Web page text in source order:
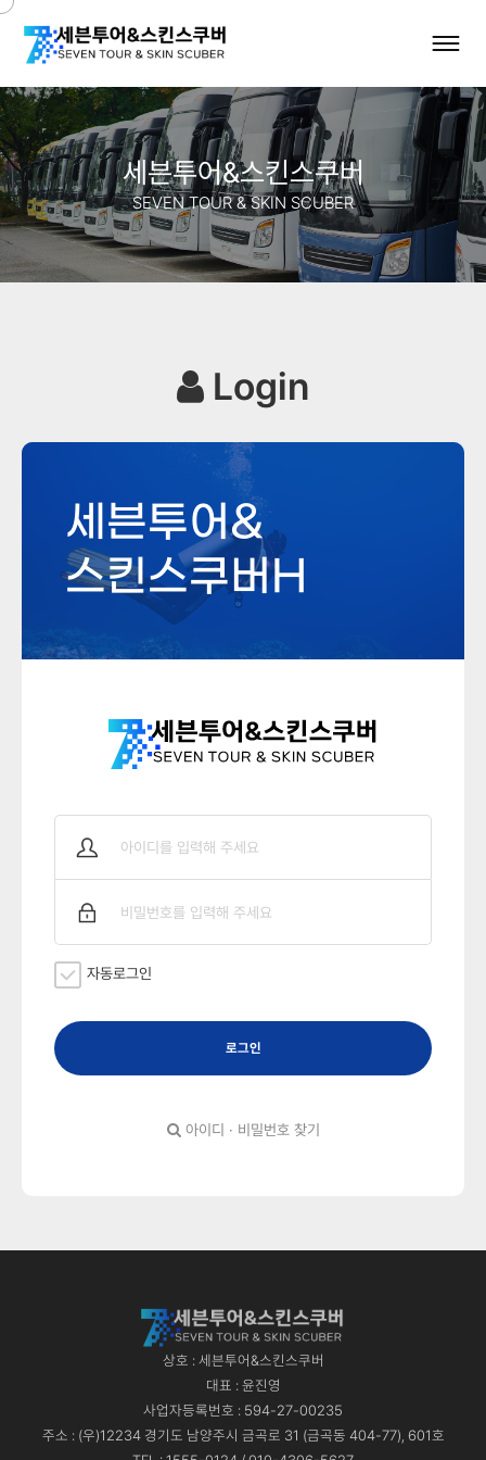
세븐투어&스킨스쿠버
SEVEN TOUR & SKIN SCUBER
Login
세븐투어&
스킨스쿠버H
자동로그인
로그인
아이디 · 비밀번호 찾기
상호 : 세븐투어&스킨스쿠버
대표 : 윤진영
사업자등록번호 : 594-27-00235
주소 : (우)12234 경기도 남양주시 금곡로 31 (금곡동 404-77), 601호